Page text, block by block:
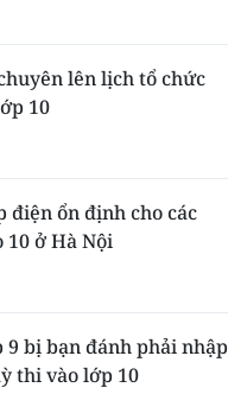
lên lịch tổ chức
10
điện ổn định cho các
ở Hà Nội
9 bị bạn đánh phải nhập
thi vào lớp 10